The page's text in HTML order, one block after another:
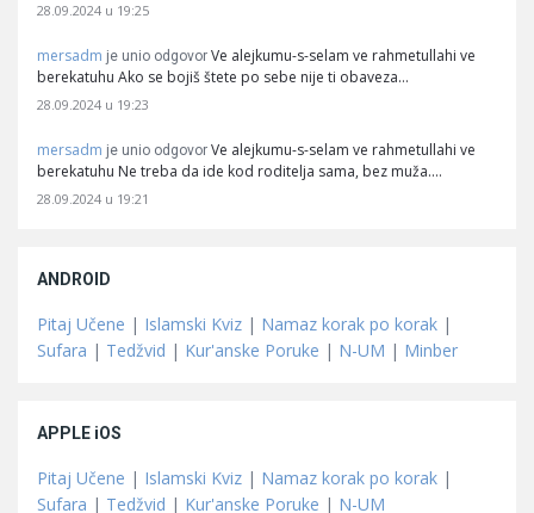
28.09.2024 u 19:25
mersadm je unio odgovor Ve alejkumu-s-selam ve rahmetullahi ve
berekatuhu Ako se bojiš štete po sebe nije ti obaveza…
28.09.2024 u 19:23
mersadm je unio odgovor Ve alejkumu-s-selam ve rahmetullahi ve
berekatuhu Ne treba da ide kod roditelja sama, bez muža.…
28.09.2024 u 19:21
ANDROID
Pitaj Učene | Islamski Kviz | Namaz korak po korak |
Sufara | Tedžvid | Kur'anske Poruke | N-UM | Minber
APPLE iOS
Pitaj Učene | Islamski Kviz | Namaz korak po korak |
Sufara | Tedžvid | Kur'anske Poruke | N-UM